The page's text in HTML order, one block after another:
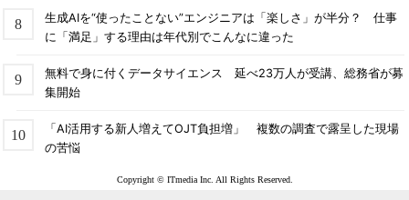
生成AIを“使ったことない”エンジニアは「楽しさ」が半分？ 仕事
に「満足」する理由は年代別でこんなに違った
無料で身に付くデータサイエンス 延べ23万人が受講、総務省が募
集開始
「AI活用する新人増えてOJT負担増」 複数の調査で露呈した現場
の苦悩
Copyright © ITmedia Inc. All Rights Reserved.